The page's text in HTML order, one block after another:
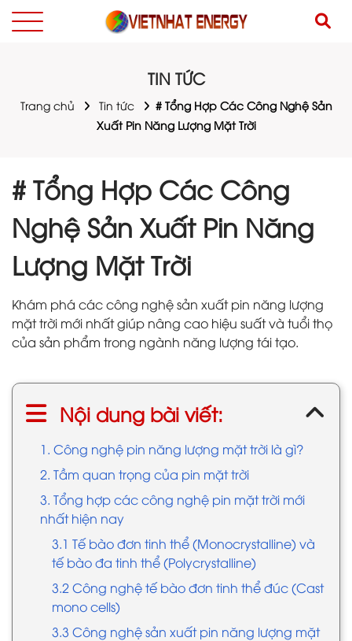
TIN TỨC
Trang chủ Tin tức
# Tổng Hợp Các Công Nghệ Sản
Xuất Pin Năng Lượng Mặt Trời
# Tổng Hợp Các Công
Nghệ Sản Xuất Pin Năng
Lượng Mặt Trời
Khám phá các công nghệ sản xuất pin năng lượng
mặt trời mới nhất giúp nâng cao hiệu suất và tuổi thọ
của sản phẩm trong ngành năng lượng tái tạo.
Nội dung bài viết:
1. Công nghệ pin năng lượng mặt trời là gì?
2. Tầm quan trọng của pin mặt trời
3. Tổng hợp các công nghệ pin mặt trời mới
nhất hiện nay
3.1 Tế bào đơn tinh thể (Monocrystalline) và
tế bào đa tinh thể (Polycrystalline)
3.2 Công nghệ tế bào đơn tinh thể đúc (Cast
mono cells)
3.3 Công nghệ sản xuất pin năng lượng mặt